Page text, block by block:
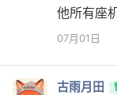
他所有座
07月01日
古雨月田